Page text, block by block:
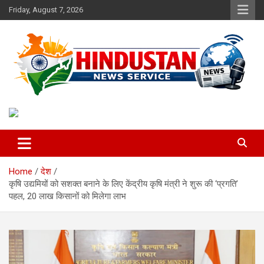
Skip
to
Friday, August 7, 2026
Hindustan News Service
Home
देश
कृषि उद्यमियों को सशक्त बनाने के लिए केंद्रीय कृषि मंत्री ने शुरू की ‘प्रगति’
पहल, 20 लाख किसानों को मिलेगा लाभ